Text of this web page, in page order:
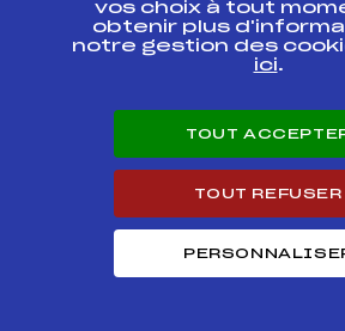
Course
FNAM3379
FRANCE
vos choix à tout
obtenir plus
notre gestion des
ici.
TOUT
TOUT REFUSER